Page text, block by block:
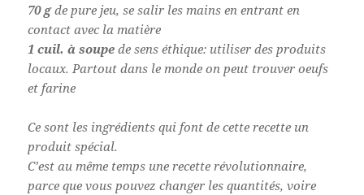
70 gde pure jeu, se salir les mains en entrant en
contact avec la matière
1 cuil. à soupe de sens éthique: utiliser des produits
locaux. Partout dans le monde on peut trouver oeufs
et farine
Ce sont les ingrédients qui font de cette recette un
produit spécial.
C’est au même temps une recette révolutionnaire,
parce que vous pouvez changer les quantités, voire